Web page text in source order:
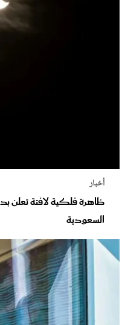
أخبار
ظاهرة فلكية لافتة تعلن
السعودية